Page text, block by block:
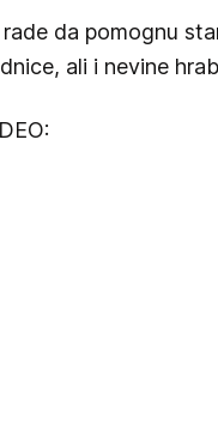
da pomognu
ali i nevine